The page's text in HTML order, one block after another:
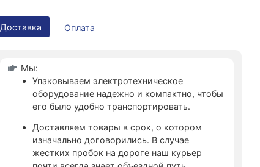
Доставка Оплата
Мы:
Упаковываем электротехническое
оборудование надежно и компактно, чтобы
его было удобно транспортировать.
Доставляем товары в срок, о котором
изначально договорились. В случае
жестких пробок на дороге наш курьер